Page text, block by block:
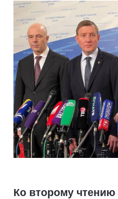
Ко второму чтению